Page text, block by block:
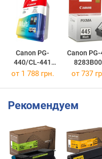
Canon PG-
440/CL-441
MULTI
Canon
от 1 788 грн. от 737
Рекомендуем